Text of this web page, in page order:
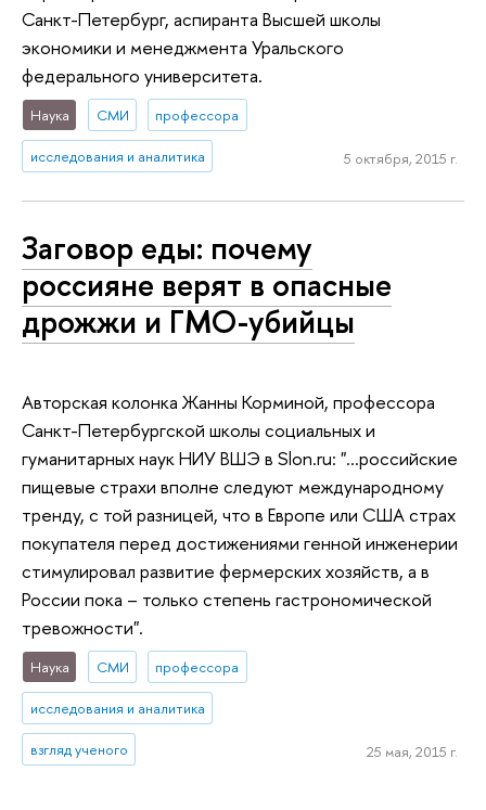
Санкт-Петербург, аспиранта Высшей школы
экономики и менеджмента Уральского
федерального университета.
Наука СМИ профессора
исследования и аналитика 5 октября, 2015 г.
Заговор еды: почему
россияне верят в опасные
дрожжи и ГМО-убийцы
Авторская колонка Жанны Корминой, профессора
Санкт-Петербургской школы социальных и
гуманитарных наук НИУ ВШЭ в Slon.ru: "…российские
пищевые страхи вполне следуют международному
тренду, с той разницей, что в Европе или США страх
покупателя перед достижениями генной инженерии
стимулировал развитие фермерских хозяйств, а в
России пока – только степень гастрономической
тревожности".
Наука СМИ профессора
исследования и аналитика
взгляд ученого 25 мая, 2015 г.